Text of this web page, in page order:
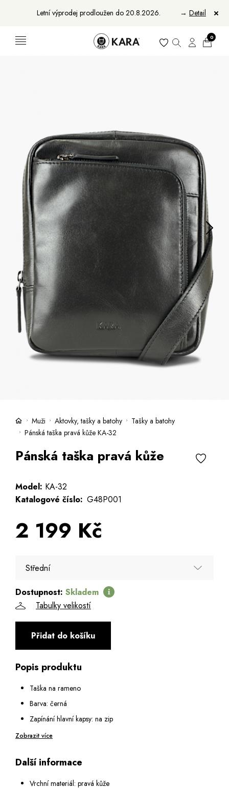
Letní výprodej prodloužen do 20.8.2026. → Detail
Kabelky a batohy
Peněženky
Pásky
Šály a šátky
Manikúry
Peněženky
Pásky
Manikúry
Kufry -21 % Prodejny
Kara klub
Dárkové poukazy
Extra výhodné
Česky
0
Muži Aktovky, tašky a batohy
Tašky a batohy
Pánská taška pravá kůže KA-32
Pánská taška pravá kůže
Model: KA-32
Katalogové číslo: G48P001
2 199 Kč
Střední
Střední
Dostupnost: Skladem
Tabulky velikostí
Přidat do košíku
Popis produktu
Taška na rameno
Barva: černá
Zapínání hlavní kapsy: na zip
Vnitřní vybavení: malá kapsa na zip a malá otevřená kapsa
Na zadní straně: kapsa na zip
Popruh na rameno: nastavitelný v rozmezí 80 - 152 cm
Zobrazit více
Další informace
Vrchní materiál: pravá kůže